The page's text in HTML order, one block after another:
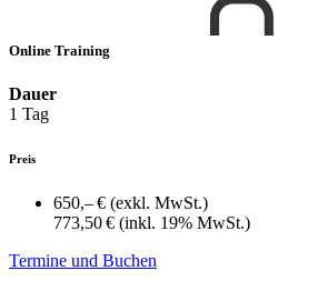
Online Training
Dauer
1 Tag
Preis
650,– € (exkl. MwSt.)
773,50 € (inkl. 19% MwSt.)
Termine und Buchen